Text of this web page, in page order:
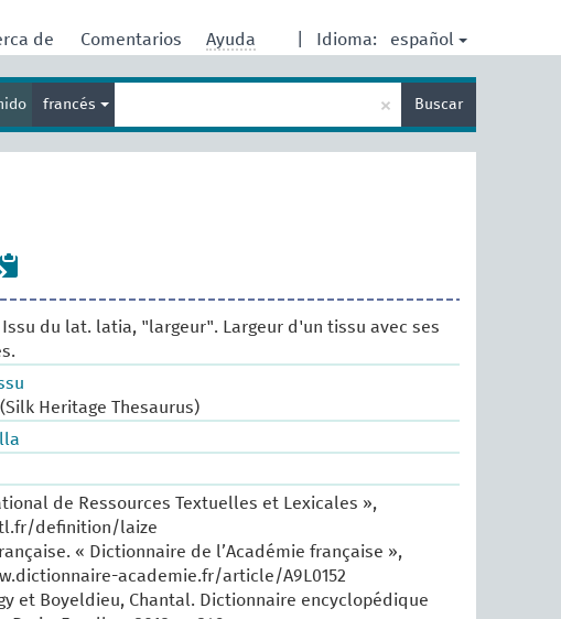
Idioma: español
de Comentarios Ayuda
francés
term
× Buscar
Issu du lat. latia, "largeur". Largeur d'un tissu avec ses
(Silk Heritage Thesaurus)
de Ressources Textuelles et Lexicales »,
definition/laize
« Dictionnaire de l’Académie française »,
academie.fr/article/A9L0152
et Boyeldieu, Chantal. Dictionnaire encyclopédique